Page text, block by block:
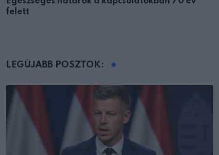
felett
LEGÚJABB POSZTOK: